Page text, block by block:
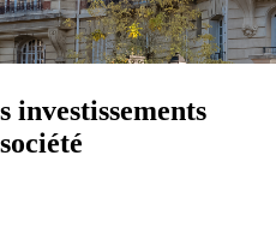
investissements